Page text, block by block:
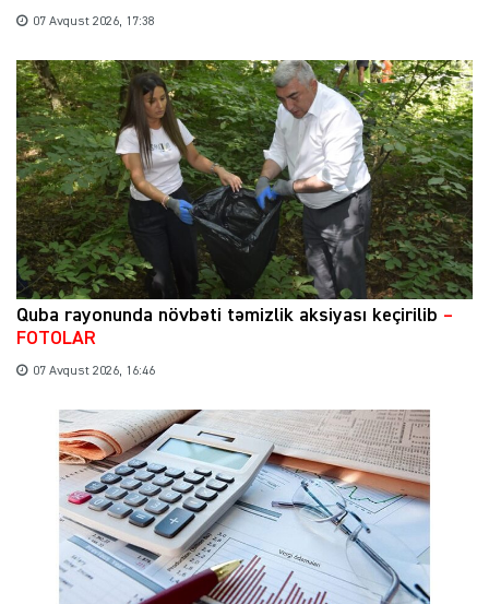
07 Avqust 2026, 17:38
Quba rayonunda növbəti təmizlik aksiyası keçirilib –
FOTOLAR
07 Avqust 2026, 16:46